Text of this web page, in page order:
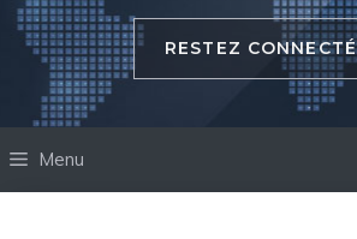
RESTEZ
Menu